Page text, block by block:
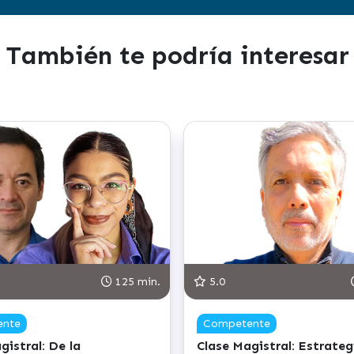
También te podría interesar
5.0
Clase Magistral: Estrategias de